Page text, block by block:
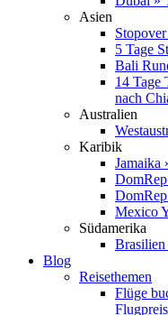
Asien
5 Tage
Bali
14 Tage
nach
Australien
Karibik
Jamaika
Mexico
Südamerika
Brasilien
Blog
Reisethemen
Flüge
Flugpreis